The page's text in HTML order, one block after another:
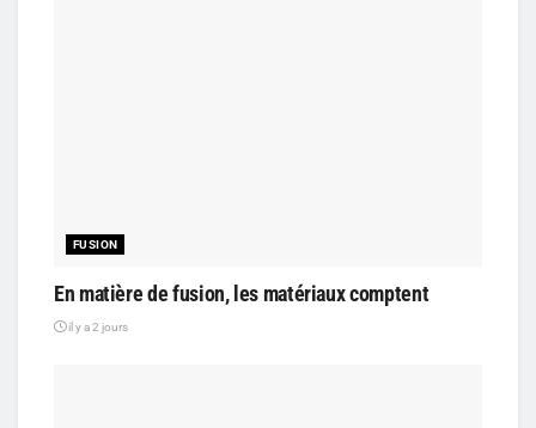
FUSION
En matière de fusion, les matériaux comptent
il y a 2 jours